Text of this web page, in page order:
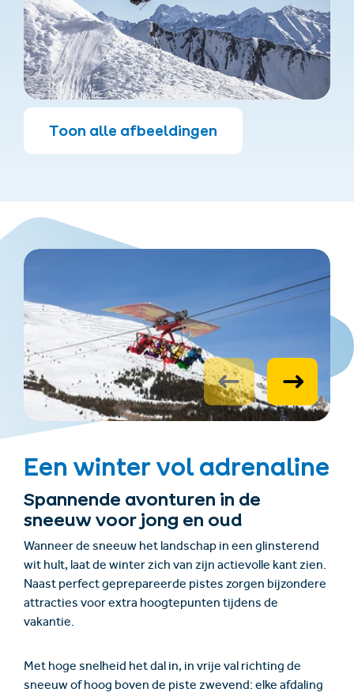
Toon alle afbeeldingen
Een winter vol adrenaline
Spannende avonturen in de
sneeuw voor jong en oud
Wanneer de sneeuw het landschap in een glinsterend
wit hult, laat de winter zich van zijn actievolle kant zien.
Naast perfect geprepareerde pistes zorgen bijzondere
attracties voor extra hoogtepunten tijdens de
vakantie.
Met hoge snelheid het dal in, in vrije val richting de
sneeuw of hoog boven de piste zwevend: elke afdaling